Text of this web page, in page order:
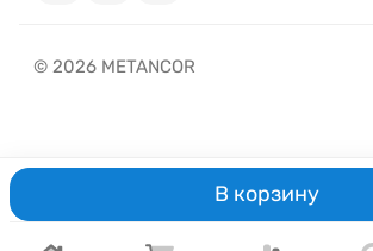
В корзину
© 2026 METANCOR